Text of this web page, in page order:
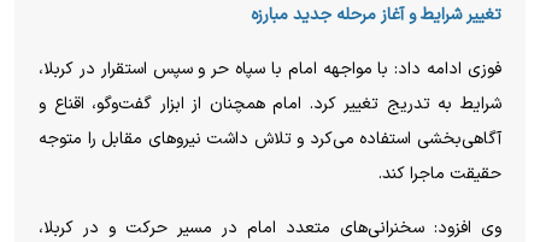
تغییر شرایط و آغاز مرحله جدید مبارزه
فوزی ادامه داد: با مواجهه امام با سپاه حر و سپس استقرار در کربلا،
شرایط به تدریج تغییر کرد. امام همچنان از ابزار گفت‌وگو، اقناع و
آگاهی‌بخشی استفاده می‌کرد و تلاش داشت نیروهای مقابل را متوجه
حقیقت ماجرا کند.
وی افزود: سخنرانی‌های متعدد امام در مسیر حرکت و در کربلا،